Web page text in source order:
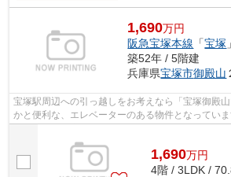
1,690万円
阪急宝塚本線 「宝塚
築52年 / 5階建
兵庫県宝塚市御殿山
宝塚駅周辺への引っ越しをお考えなら「宝塚御殿
かと便利な、エレベーターのある物件となっていま
清潔感のある室内が魅力の中古マンシ...
1,690万円
4階 / 3LDK /